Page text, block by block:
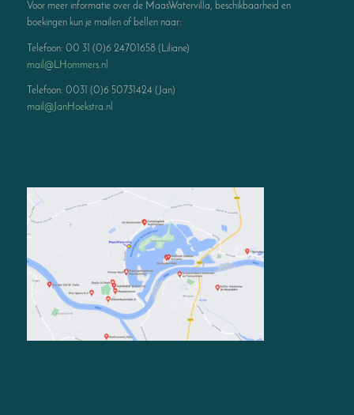
Voor meer informatie over de MaasWatervilla, beschikbaarheid en
boekingen kun je mailen of bellen naar:
Telefoon: 00 31 (0)6 24701658 (Liliane)
mail@LHommers.nl
Telefoon: 0031 (0)6 50731424 (Jan)
mail@JanHoekstra.nl